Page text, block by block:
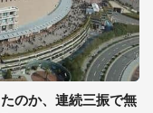
のか、連続三振で無